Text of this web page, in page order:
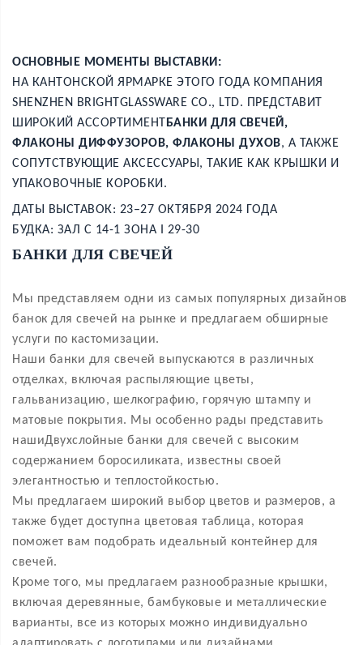
ОСНОВНЫЕ МОМЕНТЫ ВЫСТАВКИ:
НА КАНТОНСКОЙ ЯРМАРКЕ ЭТОГО ГОДА КОМПАНИЯ
SHENZHEN BRIGHTGLASSWARE CO., LTD. ПРЕДСТАВИТ
ШИРОКИЙ АССОРТИМЕНТ БАНКИ ДЛЯ СВЕЧЕЙ,
ФЛАКОНЫ ДИФФУЗОРОВ, ФЛАКОНЫ ДУХОВ, А ТАКЖЕ
СОПУТСТВУЮЩИЕ АКСЕССУАРЫ, ТАКИЕ КАК КРЫШКИ И
УПАКОВОЧНЫЕ КОРОБКИ.
ДАТЫ ВЫСТАВОК: 23–27 ОКТЯБРЯ 2024 ГОДА
БУДКА: ЗАЛ C 14-1 ЗОНА I 29-30
БАНКИ ДЛЯ СВЕЧЕЙ
Мы представляем одни из самых популярных дизайнов
банок для свечей на рынке и предлагаем обширные
услуги по кастомизации.
Наши банки для свечей выпускаются в различных
отделках, включая распыляющие цветы,
гальванизацию, шелкографию, горячую штампу и
матовые покрытия. Мы особенно рады представить
нашиДвухслойные банки для свечей с высоким
содержанием боросиликата, известны своей
элегантностью и теплостойкостью.
Мы предлагаем широкий выбор цветов и размеров, а
также будет доступна цветовая таблица, которая
поможет вам подобрать идеальный контейнер для
свечей.
Кроме того, мы предлагаем разнообразные крышки,
включая деревянные, бамбуковые и металлические
варианты, все из которых можно индивидуально